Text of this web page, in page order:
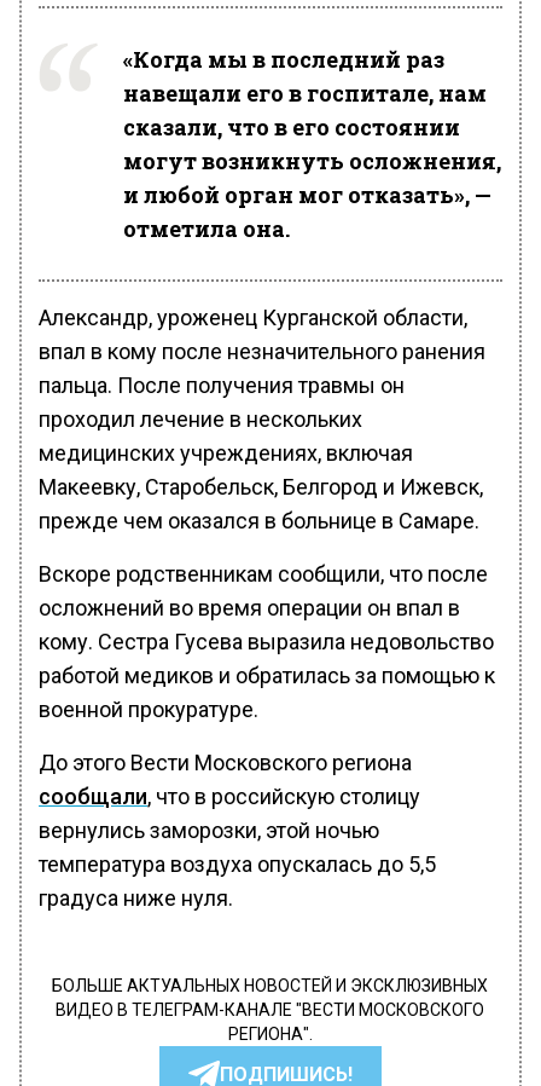
«Когда мы в последний раз
навещали его в госпитале, нам
сказали, что в его состоянии
могут возникнуть осложнения,
и любой орган мог отказать», —
отметила она.
Александр, уроженец Курганской области,
впал в кому после незначительного ранения
пальца. После получения травмы он
проходил лечение в нескольких
медицинских учреждениях, включая
Макеевку, Старобельск, Белгород и Ижевск,
прежде чем оказался в больнице в Самаре.
Вскоре родственникам сообщили, что после
осложнений во время операции он впал в
кому. Сестра Гусева выразила недовольство
работой медиков и обратилась за помощью к
военной прокуратуре.
До этого Вести Московского региона
сообщали, что в российскую столицу
вернулись заморозки, этой ночью
температура воздуха опускалась до 5,5
градуса ниже нуля.
БОЛЬШЕ АКТУАЛЬНЫХ НОВОСТЕЙ И ЭКСКЛЮЗИВНЫХ
ВИДЕО В ТЕЛЕГРАМ-КАНАЛЕ "ВЕСТИ МОСКОВСКОГО
РЕГИОНА".
ПОДПИШИСЬ!